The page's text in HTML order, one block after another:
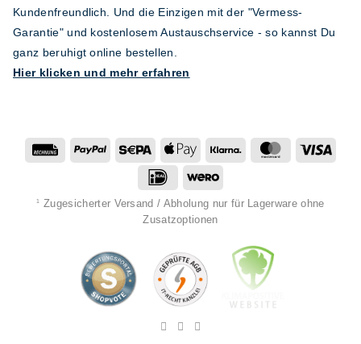
Kundenfreundlich. Und die Einzigen mit der "Vermess-
Garantie" und kostenlosem Austauschservice - so kannst Du
ganz beruhigt online bestellen.
Hier klicken und mehr erfahren
RechungPayPal Sepa
Apple
Pay
Klarna MasterCard
IDeal Wero
1
Zugesicherter Versand / Abholung nur für Lagerware ohne
Zusatzoptionen